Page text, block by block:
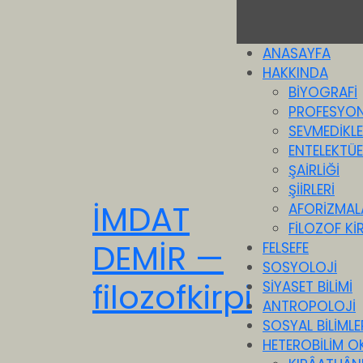
İMDAT
DEMİR —
filozofkirpi
ANASAYFA
HAKKINDA
BİYOGRAFİ
ŞAİRLİĞİ
ŞİİRLERİ
FİLOZOF
FELSEFE
SOSYOLOJİ
SİYASET BİLİMİ
ANTROPOLOJİ
SOSYAL
HETEROBİLİM